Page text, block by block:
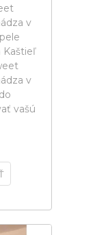
v
Kaštieľ
v
vašú